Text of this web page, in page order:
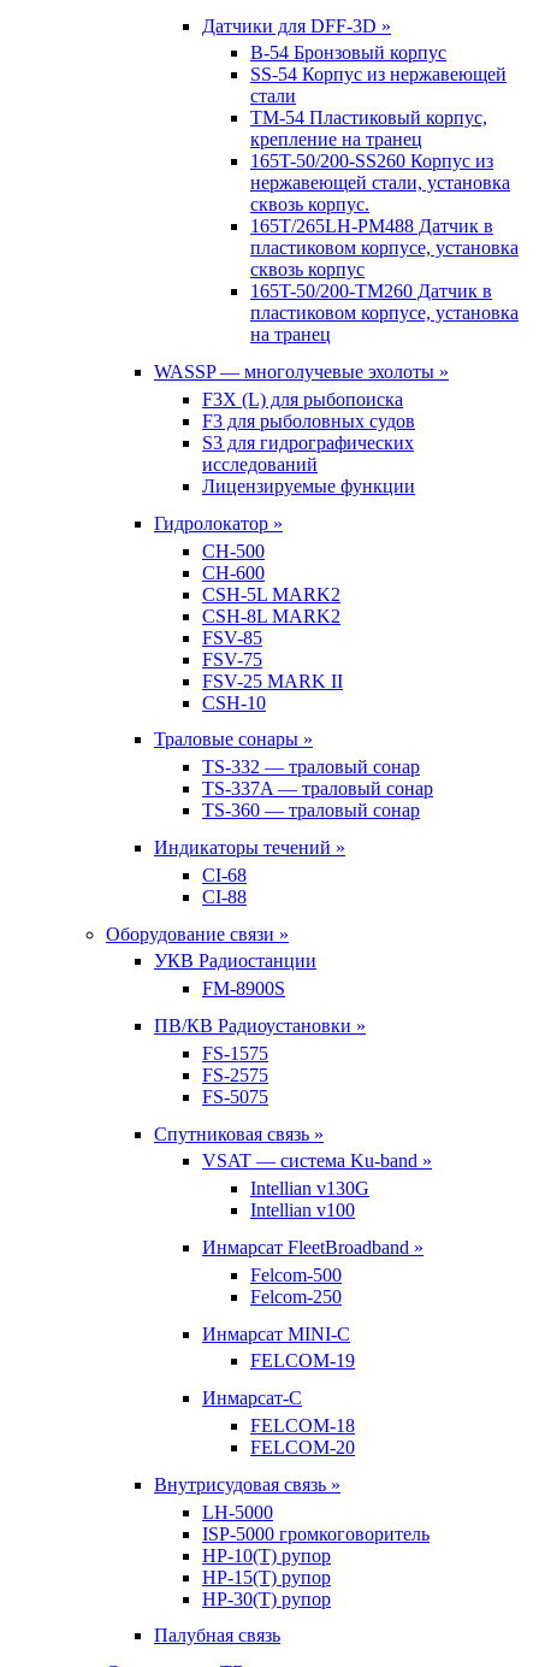
Датчики для DFF-3D »
B-54 Бронзовый корпус
SS-54 Корпус из нержавеющей
стали
TM-54 Пластиковый корпус,
крепление на транец
165T-50/200-SS260 Корпус из
нержавеющей стали, установка
сквозь корпус.
165T/265LH-PM488 Датчик в
пластиковом корпусе, установка
сквозь корпус
165T-50/200-TM260 Датчик в
пластиковом корпусе, установка
на транец
WASSP — многолучевые эхолоты »
F3X (L) для рыбопоиска
F3 для рыболовных судов
S3 для гидрографических
исследований
Лицензируемые функции
Гидролокатор »
CH-500
CH-600
CSH-5L MARK2
CSH-8L MARK2
FSV-85
FSV-75
FSV-25 MARK II
CSH-10
Траловые сонары »
TS-332 — траловый сонар
TS-337A — траловый сонар
TS-360 — траловый сонар
Индикаторы течений »
CI-68
CI-88
Оборудование связи »
УКВ Радиостанции
FM-8900S
ПВ/КВ Радиоустановки »
FS-1575
FS-2575
FS-5075
Спутниковая связь »
VSAT — система Ku-band »
Intellian v130G
Intellian v100
Инмарсат FleetBroadband »
Felcom-500
Felcom-250
Инмарсат MINI-C
FELCOM-19
Инмарсат-С
FELCOM-18
FELCOM-20
Внутрисудовая связь »
LH-5000
ISP-5000 громкоговоритель
HP-10(T) рупор
HP-15(T) рупор
HP-30(T) рупор
Палубная связь